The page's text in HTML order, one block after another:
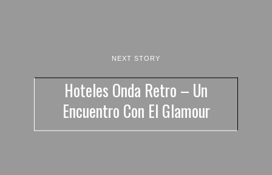
NEXT STORY
Hoteles Onda Retro – Un
Encuentro Con El Glamour